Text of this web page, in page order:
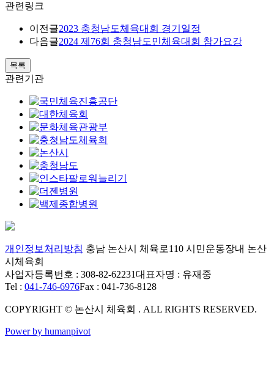
관련링크
이전글2023 충청남도체육대회 경기일정
다음글2024 제76회 충청남도민체육대회 참가요강
목록
관련기관
개인정보처리방침 충남 논산시 체육로110 시민운동장내 논산
시체육회
사업자등록번호 : 308-82-62231대표자명 : 유재중
Tel : 041-746-6976Fax : 041-736-8128
COPYRIGHT © 논산시 체육회 . ALL RIGHTS RESERVED.
Power by humanpivot